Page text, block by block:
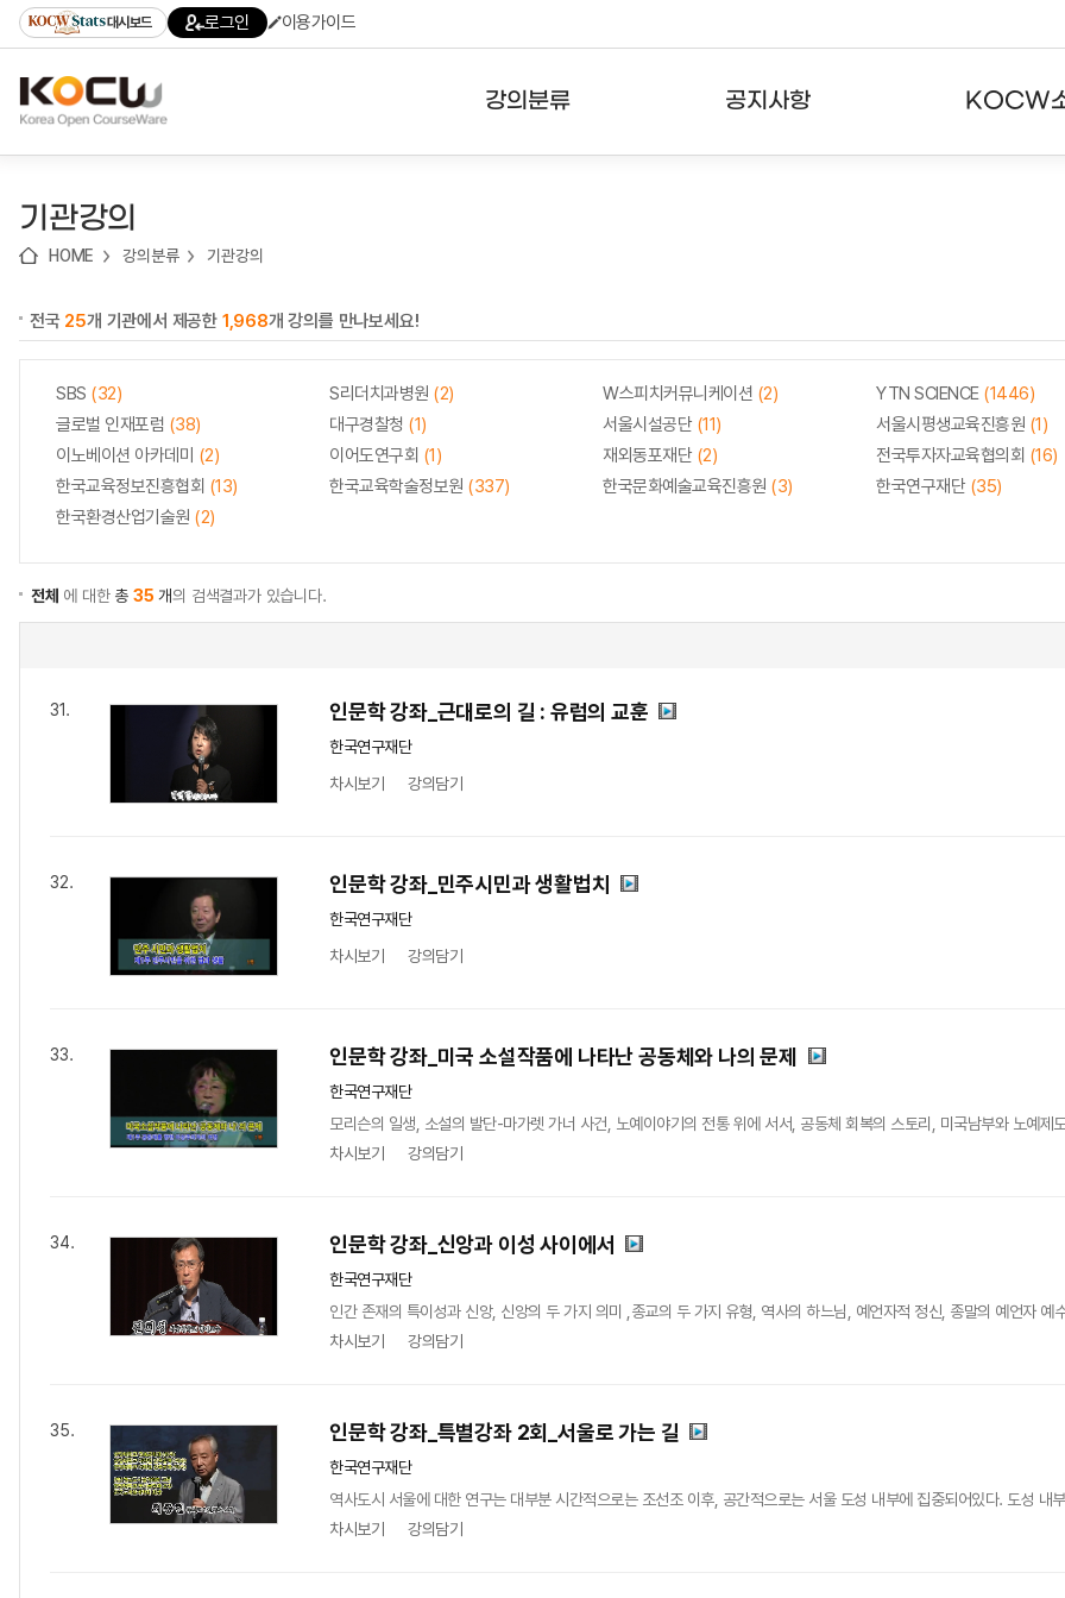
기
기
기
content)
가
대시보드 로그인 이용가이드
강의분류 공지사항 KOCW
기관강의
HOME 강의분류 기관강의
전국 25개 기관에서 제공한 1,968개 강의를 만나보세요!
SBS (32) S리더치과병원 (2) W스피치커뮤니케이션 (2) YTN SCIENCE (1446)
글로벌 인재포럼 (38) 대구경찰청 (1) 서울시설공단 (11) 서울시평생교육진흥원 (1)
이노베이션 아카데미 (2) 이어도연구회 (1) 재외동포재단 (2) 전국투자자교육협의회 (16)
한국교육정보진흥협회 (13) 한국교육학술정보원 (337) 한국문화예술교육진흥원 (3) 한국연구재단 (35)
한국환경산업기술원 (2)
전체 에 대한총35 개의 검색결과가 있습니다.
31. 인문학 강좌_근대로의 길 : 유럽의 교훈
한국연구재단
차시보기
강의담기
32. 인문학 강좌_민주시민과 생활법치
한국연구재단
차시보기
강의담기
33. 인문학 강좌_미국 소설작품에 나타난 공동체와 나의 문제
한국연구재단
모리슨의 일생, 소설의 발단-마가렛 가너 사건, 노예이야기의 전통 위에 서서, 공동체 회복의 스토리, 미국남부와 노예
차시보기
강의담기
34. 인문학 강좌_신앙과 이성 사이에서
한국연구재단
인간 존재의 특이성과 신앙, 신앙의 두 가지 의미 ,종교의 두 가지 유형, 역사의 하느님, 예언자적 정신, 종말의 예언자
차시보기
강의담기
35. 인문학 강좌_특별강좌 2회_서울로 가는 길
한국연구재단
역사도시 서울에 대한 연구는 대부분 시간적으로는 조선조 이후, 공간적으로는 서울 도성 내부에 집중되어있다. 도성
차시보기
강의담기